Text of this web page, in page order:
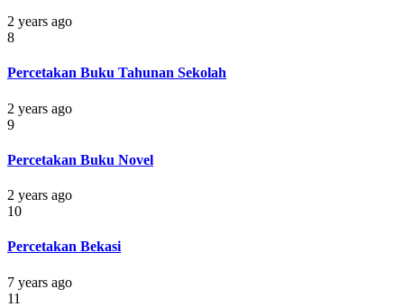
2 years ago
8
Percetakan Buku Tahunan Sekolah
2 years ago
9
Percetakan Buku Novel
2 years ago
10
Percetakan Bekasi
7 years ago
11